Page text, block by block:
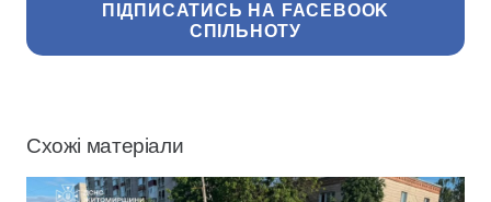
ПІДПИСАТИСЬ НА FACEBOOK
СПІЛЬНОТУ
Схожі матеріали